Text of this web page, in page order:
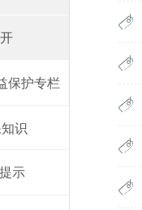
保护专栏
识
示